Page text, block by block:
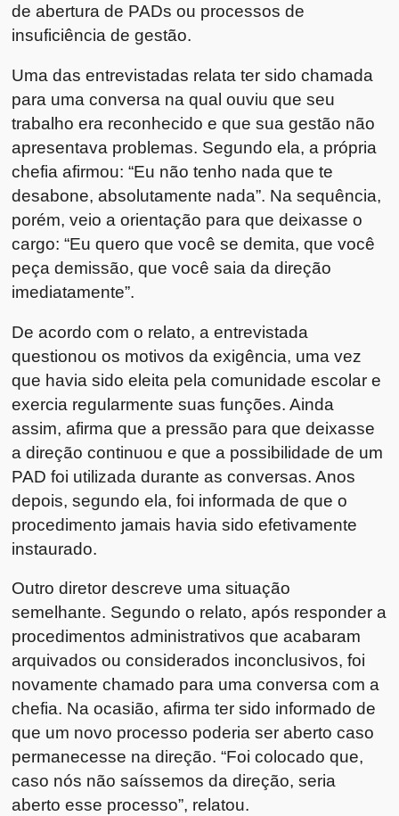
de abertura de PADs ou processos de
insuficiência de gestão.
Uma das entrevistadas relata ter sido chamada
para uma conversa na qual ouviu que seu
trabalho era reconhecido e que sua gestão não
apresentava problemas. Segundo ela, a própria
chefia afirmou: “Eu não tenho nada que te
desabone, absolutamente nada”. Na sequência,
porém, veio a orientação para que deixasse o
cargo: “Eu quero que você se demita, que você
peça demissão, que você saia da direção
imediatamente”.
De acordo com o relato, a entrevistada
questionou os motivos da exigência, uma vez
que havia sido eleita pela comunidade escolar e
exercia regularmente suas funções. Ainda
assim, afirma que a pressão para que deixasse
a direção continuou e que a possibilidade de um
PAD foi utilizada durante as conversas. Anos
depois, segundo ela, foi informada de que o
procedimento jamais havia sido efetivamente
instaurado.
Outro diretor descreve uma situação
semelhante. Segundo o relato, após responder a
procedimentos administrativos que acabaram
arquivados ou considerados inconclusivos, foi
novamente chamado para uma conversa com a
chefia. Na ocasião, afirma ter sido informado de
que um novo processo poderia ser aberto caso
permanecesse na direção. “Foi colocado que,
caso nós não saíssemos da direção, seria
aberto esse processo”, relatou.